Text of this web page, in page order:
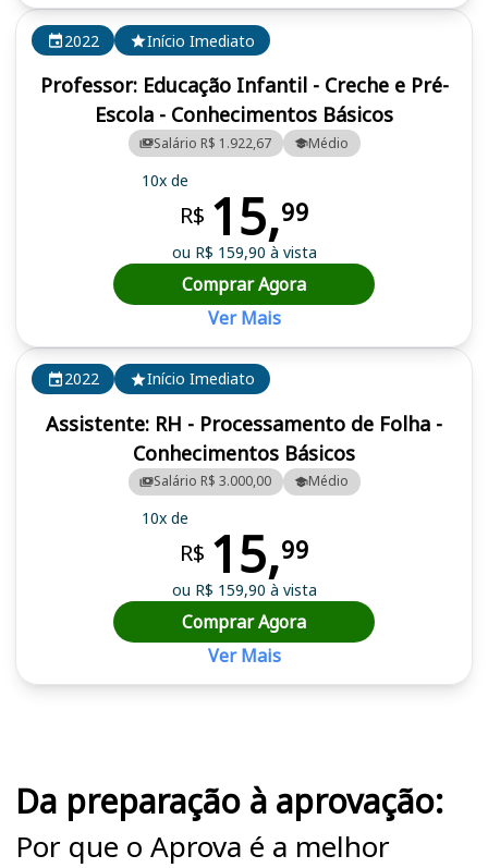
2022 Início Imediato
Assistente: RH - Processamento de Folha -
Conhecimentos Básicos
Salário R$ 3.000,00 Médio
10x de
R$ 15,99
ou R$ 159,90 à vista
Comprar Agora
Ver Mais
2022 Início Imediato
Professor: Educação Infantil - Creche e Pré-
Escola - Conhecimentos Básicos
Salário R$ 1.922,67 Médio
10x de
R$ 15,99
ou R$ 159,90 à vista
Comprar Agora
Ver Mais
Da preparação à aprovação:
Por que o Aprova é a melhor